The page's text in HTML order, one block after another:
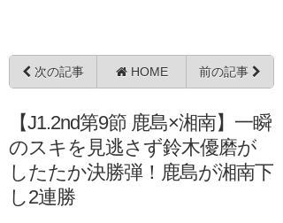
次の記事 HOME 前の記事
【J1.2nd第9節 鹿島×湘南】一瞬
のスキを見逃さず鈴木優磨が
したたか決勝弾！鹿島が湘南下
し2連勝